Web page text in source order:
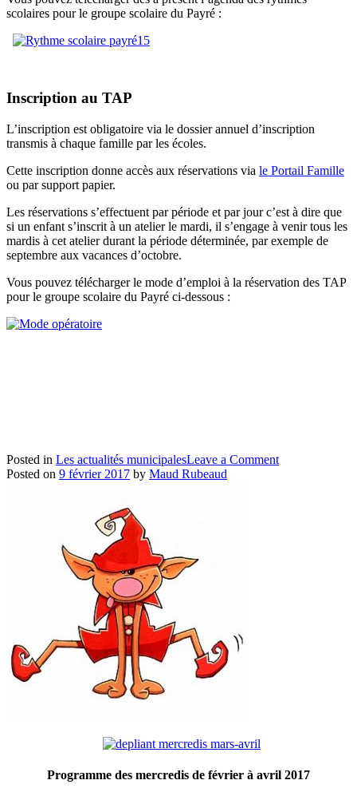
scolaires pour le groupe scolaire du Payré :
Inscription au TAP
L’inscription est obligatoire via le dossier annuel d’inscription
transmis à chaque famille par les écoles.
Cette inscription donne accès aux réservations via le Portail Famille
ou par support papier.
Les réservations s’effectuent par période et par jour c’est à dire que
si un enfant s’inscrit à un atelier le mardi, il s’engage à venir tous les
mardis à cet atelier durant la période déterminée, par exemple de
septembre aux vacances d’octobre.
Vous pouvez télécharger le mode d’emploi à la réservation des TAP
pour le groupe scolaire du Payré ci-dessous :
Posted in Les actualités municipalesLeave a Commenton
Posted on 9 février 2017 by Maud Rubeaud
Programme des mercredis de février à avril 2017